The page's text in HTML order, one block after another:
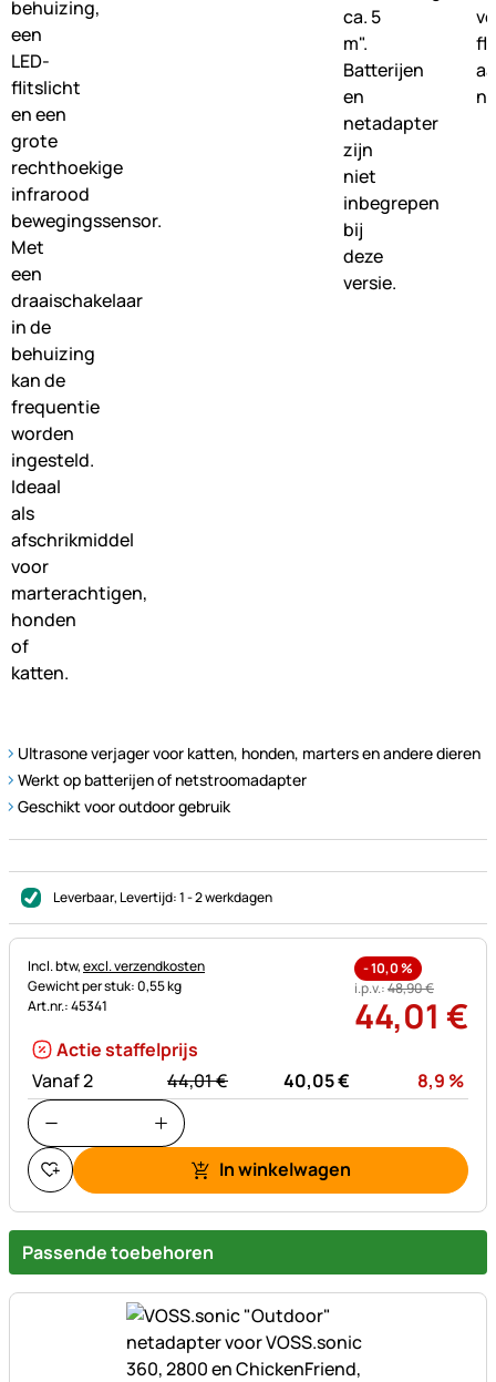
Ultrasone verjager voor katten, honden, marters en andere dieren
Werkt op batterijen of netstroomadapter
Geschikt voor outdoor gebruik
Leverbaar, Levertijd:1 - 2 werkdagen
Belastinginformatie:
Incl. btw,excl. verzendkosten
Gewicht per stuk: 0,55 kg
Art.nr.: 45341
-10,0%
i.p.v.:48,90€
44,01 €
Actie staffelprijs
Vanaf 2
statt:
44,01€ 40,05€ 8,9 %
In winkelwagen
Passende toebehoren